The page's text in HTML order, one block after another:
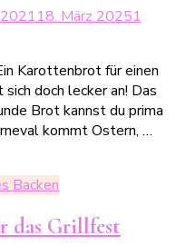
18. März 20251
Karottenbrot für einen
doch lecker an! Das
Brot kannst du prima
kommt Ostern, …
Backen
das Grillfest